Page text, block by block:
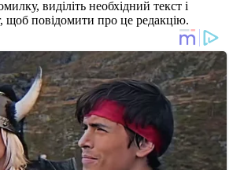
виділіть необхідний текст і
щоб повідомити про це редакцію.